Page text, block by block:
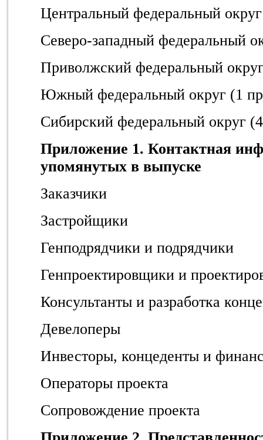
Центральный федеральный
Северо-западный федеральный
Приволжский федеральный
Южный федеральный округ (1
Сибирский федеральный округ
Приложение 1. Контактная
упомянутых в выпуске
Заказчики
Застройщики
Генподрядчики и подрядчики
Генпроектировщики и
Консультанты и разработка
Девелоперы
Инвесторы, концеденты и
Операторы проекта
Сопровождение проекта